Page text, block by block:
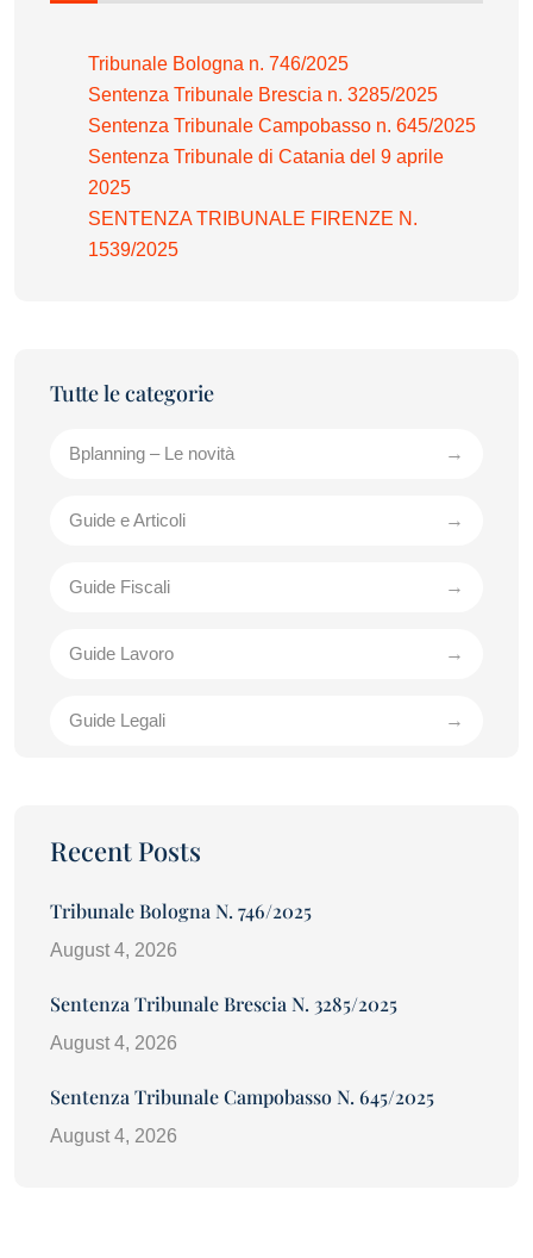
Tribunale Bologna n. 746/2025
Sentenza Tribunale Brescia n. 3285/2025
Sentenza Tribunale Campobasso n. 645/2025
Sentenza Tribunale di Catania del 9 aprile
2025
SENTENZA TRIBUNALE FIRENZE N.
1539/2025
Bplanning – Le novità
Guide e Articoli
Guide Fiscali
Guide Lavoro
Guide Legali
Recent Posts
Tribunale Bologna N. 746/2025
August 4, 2026
Sentenza Tribunale Brescia N. 3285/2025
August 4, 2026
Sentenza Tribunale Campobasso N. 645/2025
August 4, 2026